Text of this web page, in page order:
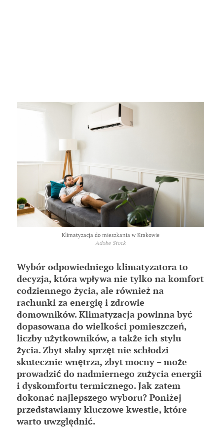
Klimatyzacja do mieszkania w Krakowie
Adobe Stock
Wybór odpowiedniego klimatyzatora to
decyzja, która wpływa nie tylko na komfort
codziennego życia, ale również na
rachunki za energię i zdrowie
domowników. Klimatyzacja powinna być
dopasowana do wielkości pomieszczeń,
liczby użytkowników, a także ich stylu
życia. Zbyt słaby sprzęt nie schłodzi
skutecznie wnętrza, zbyt mocny – może
prowadzić do nadmiernego zużycia energii
i dyskomfortu termicznego. Jak zatem
dokonać najlepszego wyboru? Poniżej
przedstawiamy kluczowe kwestie, które
warto uwzględnić.